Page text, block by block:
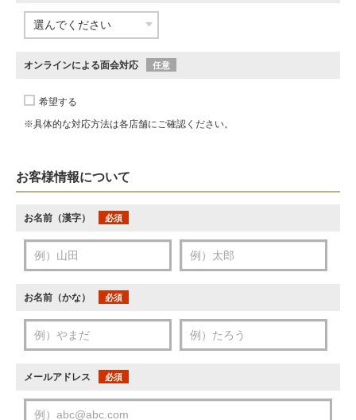
オンラインによる面会対応 任意
希望する
※具体的な対応方法は各店舗にご確認ください。
お客様情報について
お名前（漢字） 必須
お名前（かな） 必須
メールアドレス 必須